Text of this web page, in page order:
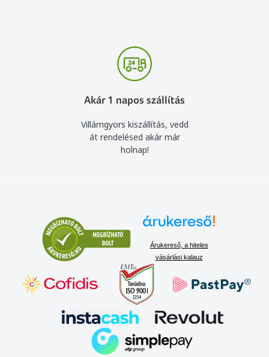
Akár 1 napos szállítás
Villámgyors kiszállítás, vedd
át rendelésed akár már
holnap!
Árukereső, a hiteles
vásárlási kalauz